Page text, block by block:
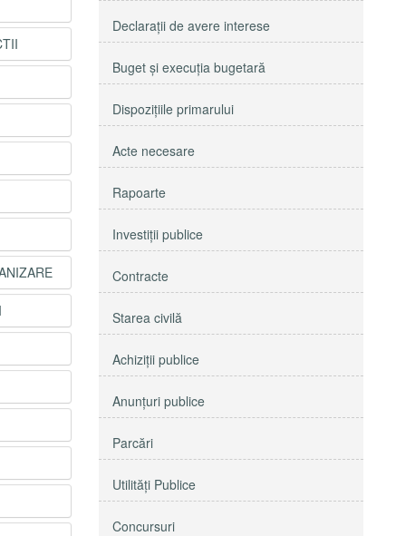
Declaraţii de avere interese
Buget şi execuţia bugetară
Dispoziţiile primarului
Acte necesare
Rapoarte
Investiţii publice
Contracte
Starea civilă
Achiziţii publice
Anunţuri publice
Parcări
Utilităţi Publice
Concursuri